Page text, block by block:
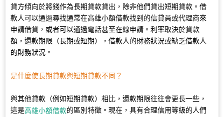
貸方傾向於將錢作為長期貸款貸出，除非他們貸出短期貸款。借
款人可以通過尋找通常在高雄小額借款找到的信貸員或代理商來
申請借貸，或者可以通過電話甚至在線申請。利率取決於貸款
額，還款期限（長期或短期），借款人的財務狀況或缺乏借款人
的財務狀況。
是什麼使長期貸款與短期貸款不同？
與其他貸款（例如短期貸款）相比，還款期限往往會更長一些，
這是高雄小額借款的區別特徵。現在，具有合理信用等級的人們